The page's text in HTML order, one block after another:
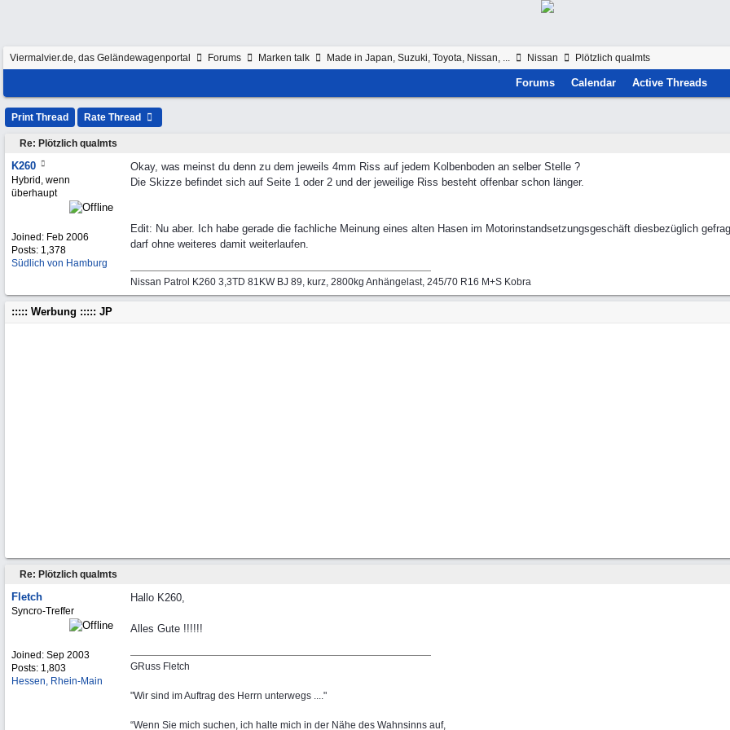
Viermalvier.de, das Geländewagenportal Forums Marken talk Made in Japan, Suzuki, Toyota, Nissan, ... Nissan Plötzlich qualmts
Forums Calendar Active Threads
Print Thread Rate Thread
Re: Plötzlich qualmts
K260
Hybrid, wenn
überhaupt
Joined: Feb 2006
Posts: 1,378
Südlich von Hamburg
Okay, was meinst du denn zu dem jeweils 4mm Riss auf jedem Kolbenboden an selber Stelle ?
Die Skizze befindet sich auf Seite 1 oder 2 und der jeweilige Riss besteht offenbar schon länger.
Edit: Nu aber. Ich habe gerade die fachliche Meinung eines alten Hasen im Motorinstandsetzungsgeschäft diesbezüglich
darf ohne weiteres damit weiterlaufen.
Nissan Patrol K260 3,3TD 81KW BJ 89, kurz, 2800kg Anhängelast, 245/70 R16 M+S Kobra
::::: Werbung ::::: JP
Re: Plötzlich qualmts
Fletch
Syncro-Treffer
Joined: Sep 2003
Posts: 1,803
Hessen, Rhein-Main
Hallo K260,
Alles Gute !!!!!!
GRuss Fletch
"Wir sind im Auftrag des Herrn unterwegs ...."
“Wenn Sie mich suchen, ich halte mich in der Nähe des Wahnsinns auf,